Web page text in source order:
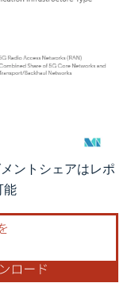
の表示が必要です。
ントシェアはレポ
能